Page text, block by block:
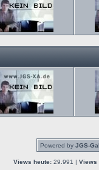
Powered by JGS-
Views heute: 29.991 | Views